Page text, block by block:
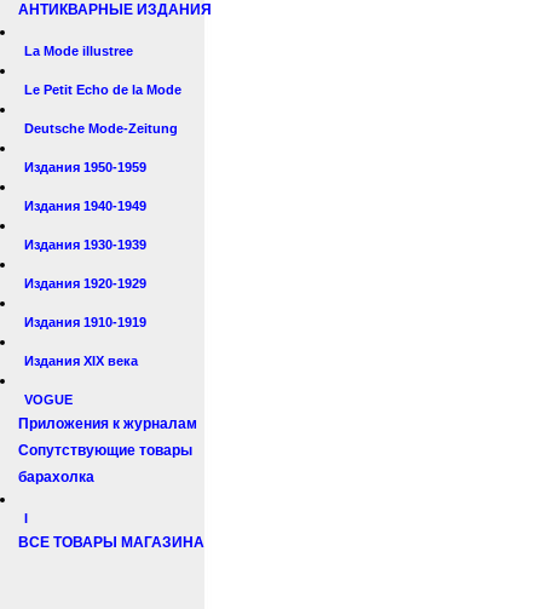
АНТИКВАРНЫЕ ИЗДАНИЯ
La Mode illustree
Le Petit Echo de la Mode
Deutsche Mode-Zeitung
Издания 1950-1959
Издания 1940-1949
Издания 1930-1939
Издания 1920-1929
Издания 1910-1919
Издания XIX века
VOGUE
Приложения к журналам
Сопутствующие товары
барахолка
I
ВСЕ ТОВАРЫ МАГАЗИНА